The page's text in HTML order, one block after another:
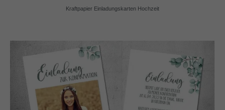
Kraftpapier Einladungskarten Hochzeit